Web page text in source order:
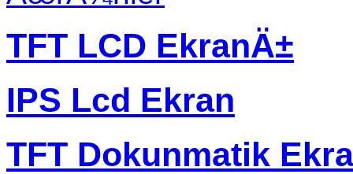
TFT LCD EkranÄ±
IPS Lcd Ekran
TFT Dokunmatik